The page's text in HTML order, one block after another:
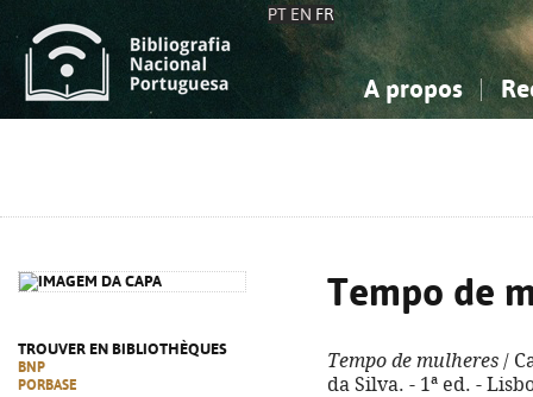
PT EN FR
A propos
TROUVER EN BIBLIOTHÈQUES
BNP
PORBASE
Tempo de
Tempo de mulheres /
da Silva. - 1ª ed. -